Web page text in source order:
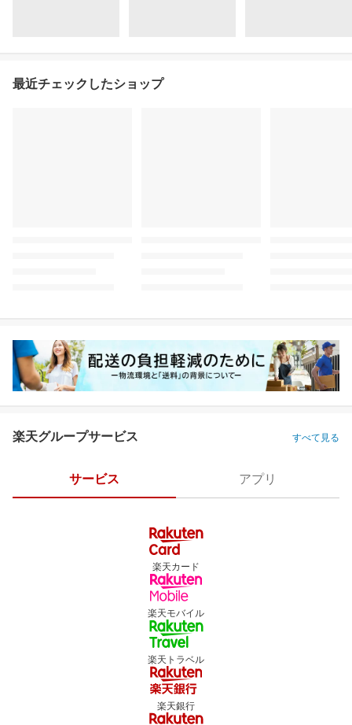
最近チェックしたショップ
楽天グループサービス すべて見る
サービス アプリ
楽天カード
楽天モバイル
楽天トラベル
楽天銀行